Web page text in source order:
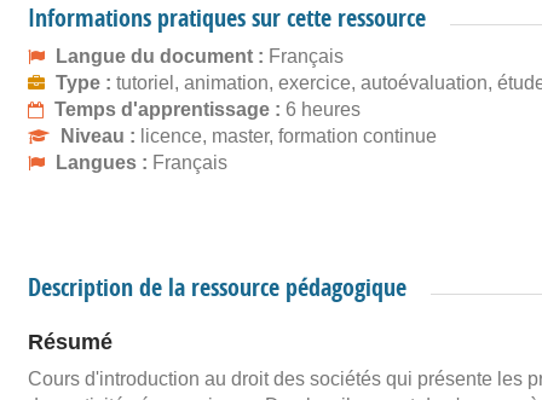
Informations pratiques sur cette ressource
Langue du document : Français
Type : tutoriel, animation, exercice, autoévaluation,
Temps d'apprentissage : 6 heures
Niveau : licence, master, formation continue
Langues : Français
Description de la ressource pédagogique
Résumé
Cours d'introduction au droit des sociétés qui présente les